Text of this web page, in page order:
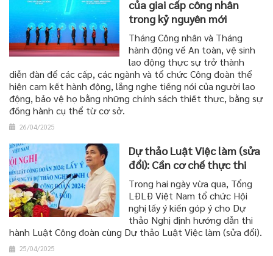
của giai cấp công nhân
trong kỷ nguyên mới
Tháng Công nhân và Tháng
hành động về An toàn, vệ sinh
lao động thực sự trở thành
diễn đàn để các cấp, các ngành và tổ chức Công đoàn thể
hiện cam kết hành động, lắng nghe tiếng nói của người lao
động, bảo vệ họ bằng những chính sách thiết thực, bằng sự
đồng hành cụ thể từ cơ sở.
26/04/2025
Dự thảo Luật Việc làm (sửa
đổi): Cần cơ chế thực thi
Trong hai ngày vừa qua, Tổng
LĐLĐ Việt Nam tổ chức Hội
nghị lấy ý kiến góp ý cho Dự
thảo Nghị định hướng dẫn thi
hành Luật Công đoàn cùng Dự thảo Luật Việc làm (sửa đổi).
25/04/2025